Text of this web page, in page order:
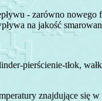
- zarówno
na jakość
pierścienie-tłok,
znajdujące się